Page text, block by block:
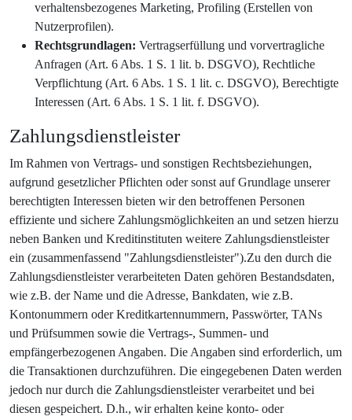
verhaltensbezogenes Marketing, Profiling (Erstellen von
Nutzerprofilen).
Rechtsgrundlagen: Vertragserfüllung und vorvertragliche
Anfragen (Art. 6 Abs. 1 S. 1 lit. b. DSGVO), Rechtliche
Verpflichtung (Art. 6 Abs. 1 S. 1 lit. c. DSGVO), Berechtigte
Interessen (Art. 6 Abs. 1 S. 1 lit. f. DSGVO).
Zahlungsdienstleister
Im Rahmen von Vertrags- und sonstigen Rechtsbeziehungen,
aufgrund gesetzlicher Pflichten oder sonst auf Grundlage unserer
berechtigten Interessen bieten wir den betroffenen Personen
effiziente und sichere Zahlungsmöglichkeiten an und setzen hierzu
neben Banken und Kreditinstituten weitere Zahlungsdienstleister
ein (zusammenfassend "Zahlungsdienstleister").Zu den durch die
Zahlungsdienstleister verarbeiteten Daten gehören Bestandsdaten,
wie z.B. der Name und die Adresse, Bankdaten, wie z.B.
Kontonummern oder Kreditkartennummern, Passwörter, TANs
und Prüfsummen sowie die Vertrags-, Summen- und
empfängerbezogenen Angaben. Die Angaben sind erforderlich, um
die Transaktionen durchzuführen. Die eingegebenen Daten werden
jedoch nur durch die Zahlungsdienstleister verarbeitet und bei
diesen gespeichert. D.h., wir erhalten keine konto- oder